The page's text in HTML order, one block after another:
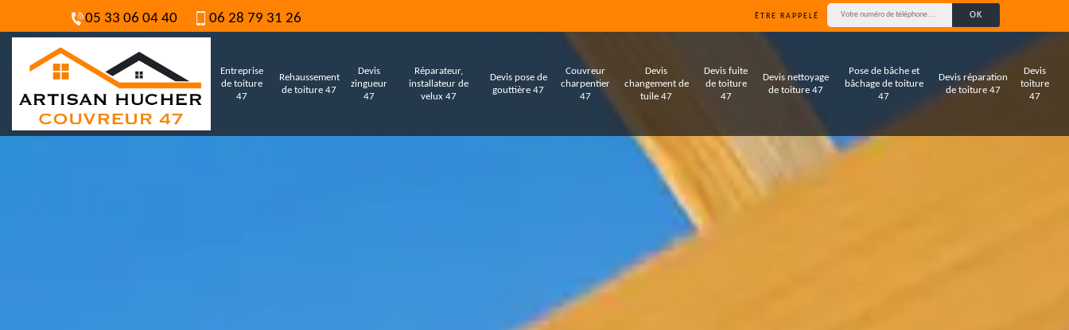
05 33 06 04 40 06 28 79 31 26 ÊTRE RAPPELÉ
Entreprise
de toiture
47
Rehaussement
de toiture 47
Devis
zingueur
47
Réparateur,
installateur de
velux 47
Devis pose de
gouttière 47
Couvreur
charpentier
47
Devis
changement de
tuile 47
Devis fuite
de toiture
47
Devis nettoyage
de toiture 47
Pose de bâche et
bâchage de toiture
47
Devis réparation
de toiture 47
Devis
toiture
47